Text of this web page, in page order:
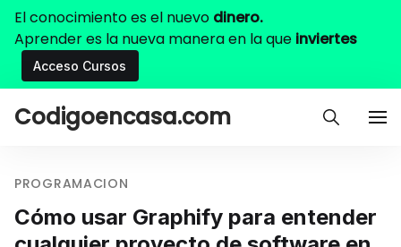
El conocimiento es el nuevo dinero.
Aprender es la nueva manera en la que inviertes
Acceso Cursos
Codigoencasa.com
PROGRAMACION
Cómo usar Graphify para entender